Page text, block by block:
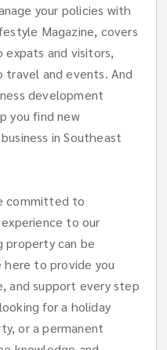
your policies with
Magazine, covers
and visitors,
and events. And
development
you find new
in Southeast
committed to
to our
property can be
here to provide you
and support every step
for a holiday
or a permanent